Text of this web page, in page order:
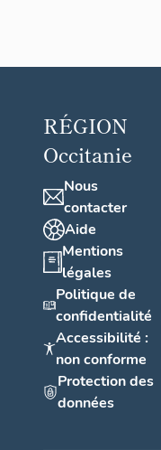
RÉGION
Occitanie
Nous
contacter
Aide
Mentions
légales
Politique de
confidentialité
Accessibilité :
non conforme
Protection des
données